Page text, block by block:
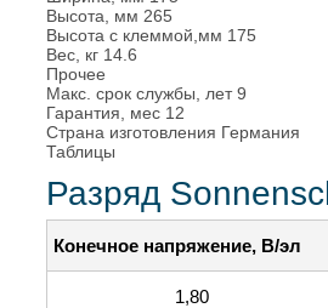
Высота, мм 265
Высота с клеммой,мм 175
Вес, кг 14.6
Прочее
Макс. срок службы, лет 9
Гарантия, мес 12
Страна изготовления Германия
Таблицы
Разряд
Конечное напряжение, В/эл
1,80